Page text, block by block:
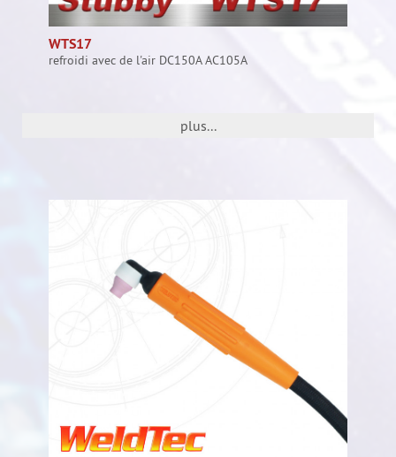
WTS17
refroidi avec de l'air DC150A AC105A
plus...